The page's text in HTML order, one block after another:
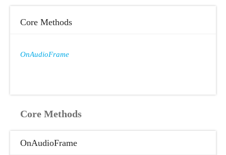
Core Methods
OnAudioFrame
Core Methods
OnAudioFrame